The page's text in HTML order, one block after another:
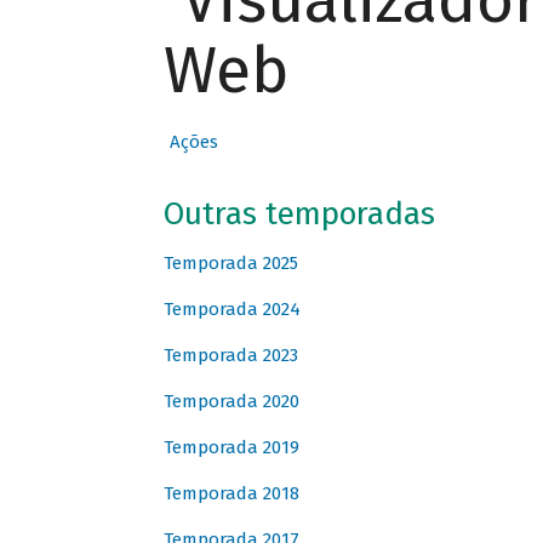
Web
Ações
Outras temporadas
Temporada 2025
Temporada 2024
Temporada 2023
Temporada 2020
Temporada 2019
Temporada 2018